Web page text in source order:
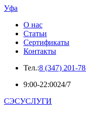
Уфа
О нас
Статьи
Сертификаты
Контакты
Тел.:8 (347) 201-
9:00-22:0024/7
СЭСУСЛУГИ